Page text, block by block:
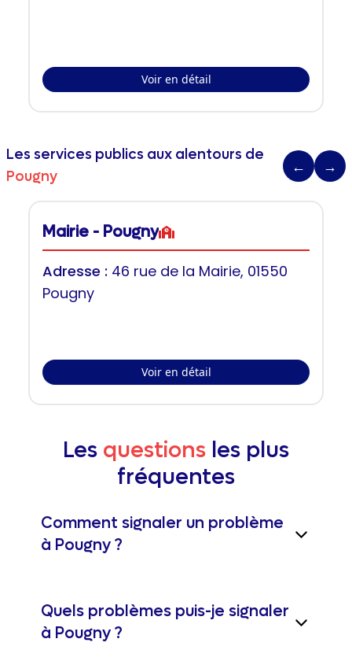
Voir en détail
Les services publics aux alentours de
Pougny
← →
Mairie - Pougny
Adresse : 46 rue de la Mairie, 01550
Pougny
Voir en détail
Les questions les plus
fréquentes
Comment signaler un problème
à Pougny ?
Quels problèmes puis-je signaler
à Pougny ?